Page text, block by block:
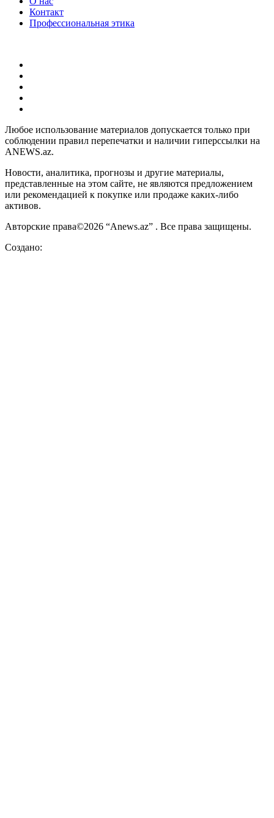
Контакт
Профессиональная этика
Любое использование материалов допускается только при
соблюдении правил перепечатки и наличии гиперссылки на
ANEWS.az.
Новости, аналитика, прогнозы и другие материалы,
представленные на этом сайте, не являются предложением
или рекомендацией к покупке или продаже каких-либо
активов.
Авторские права©2026 “Anews.az” . Все права защищены.
Создано: